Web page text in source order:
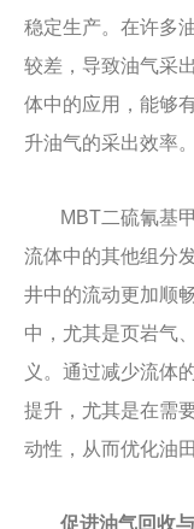
稳定生产。在许多
较差，导致油气采
体中的应用，能够
升油气的采出效率。
MBT二硫氰基
流体中的其他组分
井中的流动更加顺
中，尤其是页岩气
义。通过减少流体
提升，尤其是在需
动性，从而优化油
促进油气回收